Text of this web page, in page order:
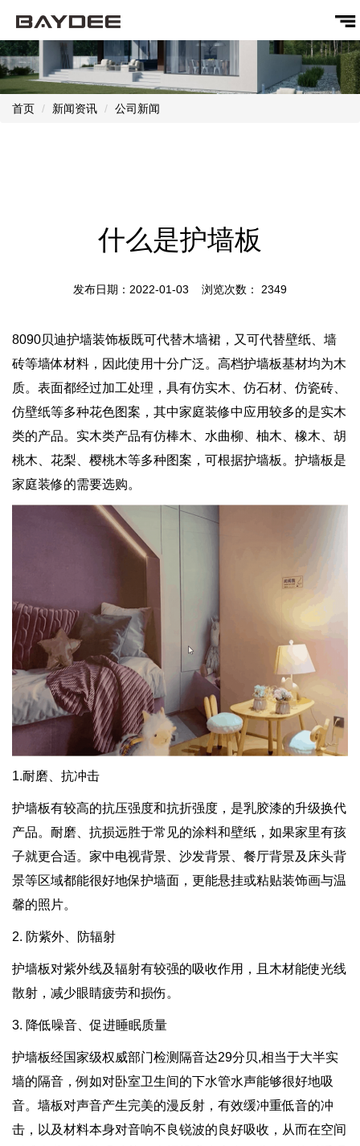
首页 新闻资讯 公司新闻
什么是护墙板
发布日期：2022-01-03 浏览次数： 2349
8090贝迪护墙装饰板既可代替木墙裙，又可代替壁纸、墙
砖等墙体材料，因此使用十分广泛。高档护墙板基材均为木
质。表面都经过加工处理，具有仿实木、仿石材、仿瓷砖、
仿壁纸等多种花色图案，其中家庭装修中应用较多的是实木
类的产品。实木类产品有仿棒木、水曲柳、柚木、橡木、胡
桃木、花梨、樱桃木等多种图案，可根据护墙板。护墙板是
家庭装修的需要选购。
1.耐磨、抗冲击
护墙板有较高的抗压强度和抗折强度，是乳胶漆的升级换代
产品。耐磨、抗损远胜于常见的涂料和壁纸，如果家里有孩
子就更合适。家中电视背景、沙发背景、餐厅背景及床头背
景等区域都能很好地保护墙面，更能悬挂或粘贴装饰画与温
馨的照片。
2. 防紫外、防辐射
护墙板对紫外线及辐射有较强的吸收作用，且木材能使光线
散射，减少眼睛疲劳和损伤。
3. 降低噪音、促进睡眠质量
护墙板经国家级权威部门检测隔音达29分贝,相当于大半实
墙的隔音，例如对卧室卫生间的下水管水声能够很好地吸
音。墙板对声音产生完美的漫反射，有效缓冲重低音的冲
击，以及材料本身对音响不良锐波的良好吸收，从而在空间